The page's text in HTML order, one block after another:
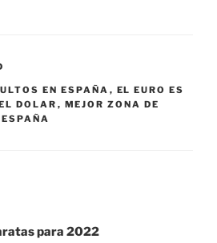
EN ESPAÑA , EL EURO ES
DOLAR , MEJOR ZONA DE
para 2022